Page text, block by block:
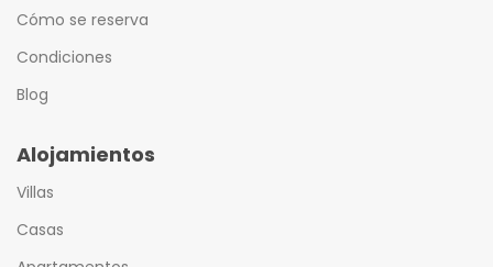
Cómo se reserva
Condiciones
Blog
Alojamientos
Villas
Casas